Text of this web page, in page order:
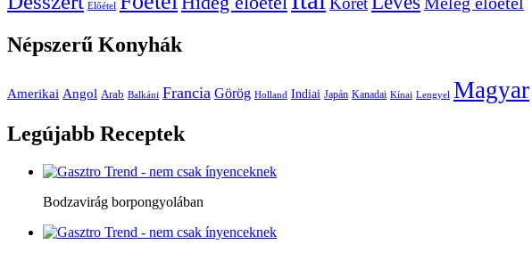
Előétel
Népszerű Konyhák
Amerikai Angol Arab Balkáni Francia Görög Holland Indiai Japán Kanadai Kínai Lengyel Magyar
Legújabb Receptek
Bodzavirág borpongyolában